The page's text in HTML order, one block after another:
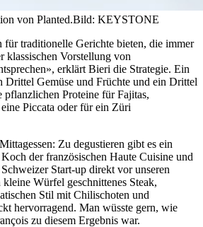
von Planted.Bild: KEYSTONE
für traditionelle Gerichte bieten, die immer
klassischen Vorstellung von
erklärt Bieri die Strategie. Ein
Gemüse und Früchte und ein Drittel
pflanzlichen Proteine für Fajitas,
Piccata oder für ein Züri
Zu degustieren gibt es ein
der französischen Haute Cuisine und
Start-up direkt vor unseren
Würfel geschnittenes Steak,
Stil mit Chilischoten und
hervorragend. Man wüsste gern, wie
zu diesem Ergebnis war.